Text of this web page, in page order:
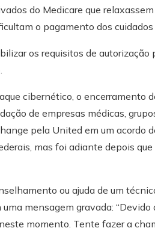
do Medicare que
o pagamento dos
os requisitos de autorização
cibernético, o encerramento
de empresas médicas,
pela United em um acordo
mas foi adiante depois que
ou ajuda de um
mensagem gravada: “Devido
momento. Tente fazer a